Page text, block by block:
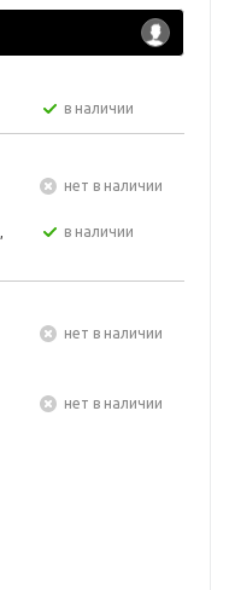
в наличии
Нет в наличии
в наличии
Нет в наличии
Нет в наличии